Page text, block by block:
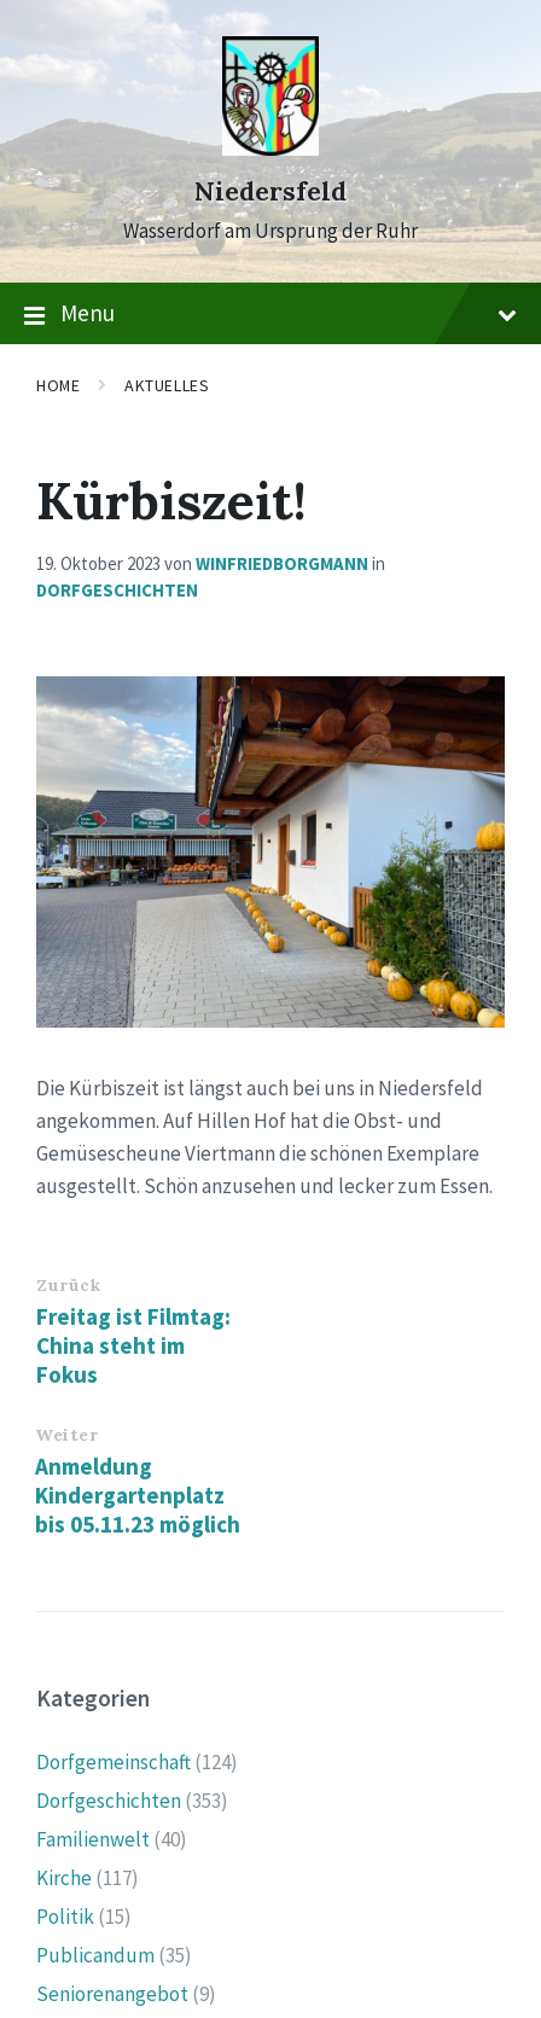
content
main
navigation
footer
Niedersfeld
Wasserdorf am Ursprung der Ruhr
Menu
HOME AKTUELLES
Kürbiszeit!
19. Oktober 2023 von WINFRIEDBORGMANN in
DORFGESCHICHTEN
Die Kürbiszeit ist längst auch bei uns in Niedersfeld
angekommen. Auf Hillen Hof hat die Obst- und
Gemüsescheune Viertmann die schönen Exemplare
ausgestellt. Schön anzusehen und lecker zum Essen.
Zurück
Freitag ist Filmtag:
China steht im
Fokus
Weiter
Anmeldung
Kindergartenplatz
bis 05.11.23 möglich
Kategorien
Dorfgemeinschaft(124)
Dorfgeschichten(353)
Familienwelt(40)
Kirche(117)
Politik(15)
Publicandum(35)
Seniorenangebot(9)